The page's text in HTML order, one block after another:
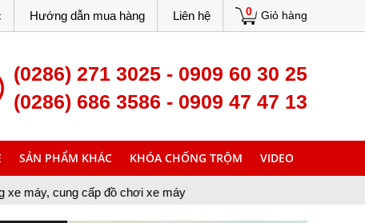
0 Giỏ hàng
Hướng dẫn mua hàng Liên hệ
(0286) 271 3025 - 0909 60 30 25
(0286) 686 3586 - 0909 47 47 13
SẢN PHẨM KHÁC KHÓA CHỐNG TRỘM VIDEO
cấp đồ chơi xe máy